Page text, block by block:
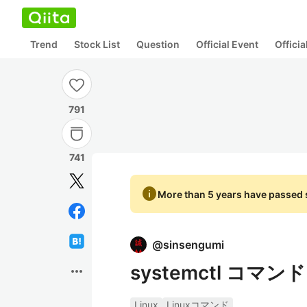
Trend Stock List Question Official Event
791
741
more_horiz
infoMore than 5 years have passed
@sinsengumi
systemctl コマンド
Linux
Linuxコマンド